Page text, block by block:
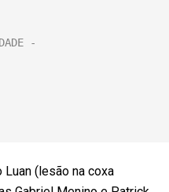
(lesão na coxa